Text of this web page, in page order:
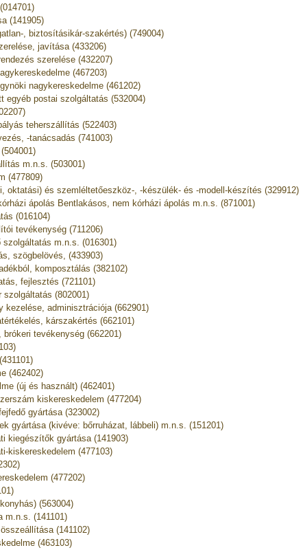
(141905)
, biztosításikár-szakértés) (749004)
javítása (433206)
szerelése (432207)
(467203)
nagykereskedelme (461202)
egyéb postai szolgáltatás (532004)
teherszállítás (522403)
-tanácsadás (741003)
m.n.s. (503001)
(477809)
oktatási) és szemléltetőeszköz-, -készülék- és -modell-készítés (329912)
ápolás Bentlakásos, nem kórházi ápolás m.n.s. (871001)
(016104)
tevékenység (711206)
m.n.s. (016301)
szögbelövés, (433903)
komposztálás (382102)
fejlesztés (721101)
szolgáltatás (802001)
kezelése, adminisztrációja (662901)
kárszakértés (662101)
tevékenység (662201)
(462402)
(új és használt) (462401)
kiskereskedelem (477204)
gyártása (323002)
gyártása (kivéve: bőrruházat, lábbeli) m.n.s. (151201)
kiegészítők gyártása (141903)
kiskereskedelem (477103)
(477202)
(563004)
m.n.s. (141101)
(141102)
(463103)